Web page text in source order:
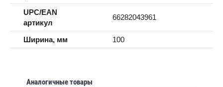
UPC/EAN
артикул
66282043961
Ширина, мм 100
Аналогичные товары